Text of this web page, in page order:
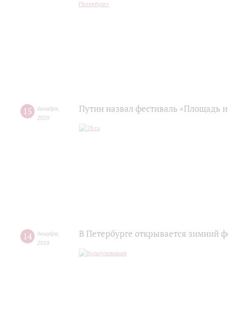
15 декабря
2019
Путин назвал фестиваль «Площадь
14 декабря
2019
В Петербурге открывается зимний